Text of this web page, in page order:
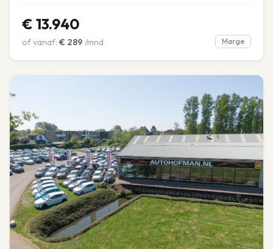
€ 13.940
of vanaf: € 289 /mnd Marge